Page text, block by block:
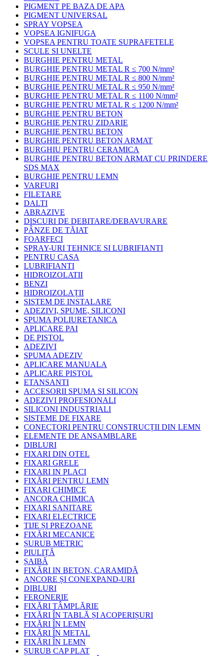
PIGMENT PE BAZA DE APA
PIGMENT UNIVERSAL
SPRAY VOPSEA
VOPSEA IGNIFUGA
VOPSEA PENTRU TOATE SUPRAFETELE
SCULE SI UNELTE
BURGHIE PENTRU METAL
BURGHIE PENTRU METAL R ≤ 700 N/mm²
BURGHIE PENTRU METAL R ≤ 800 N/mm²
BURGHIE PENTRU METAL R ≤ 950 N/mm²
BURGHIE PENTRU METAL R ≤ 1100 N/mm²
BURGHIE PENTRU METAL R ≤ 1200 N/mm²
BURGHIE PENTRU BETON
BURGHIE PENTRU ZIDARIE
BURGHIE PENTRU BETON
BURGHIE PENTRU BETON ARMAT
BURGHIU PENTRU CERAMICA
BURGHIE PENTRU BETON ARMAT CU PRINDERE
SDS MAX
BURGHIE PENTRU LEMN
VARFURI
FILETARE
DALTI
ABRAZIVE
DISCURI DE DEBITARE/DEBAVURARE
PÂNZE DE TĂIAT
FOARFECI
SPRAY-URI TEHNICE SI LUBRIFIANTI
PENTRU CASA
LUBRIFIANTI
HIDROIZOLATII
BENZI
HIDROIZOLAȚII
SISTEM DE INSTALARE
ADEZIVI, SPUME, SILICONI
SPUMA POLIURETANICA
APLICARE PAI
DE PISTOL
ADEZIVI
SPUMA ADEZIV
APLICARE MANUALA
APLICARE PISTOL
ETANSANTI
ACCESORII SPUMA SI SILICON
ADEZIVI PROFESIONALI
SILICONI INDUSTRIALI
SISTEME DE FIXARE
CONECTORI PENTRU CONSTRUCȚII DIN LEMN
ELEMENTE DE ANSAMBLARE
DIBLURI
FIXARI DIN OTEL
FIXARI GRELE
FIXARI IN PLACI
FIXĂRI PENTRU LEMN
FIXARI CHIMICE
ANCORA CHIMICA
FIXARI SANITARE
FIXARI ELECTRICE
TIJE ȘI PREZOANE
FIXĂRI MECANICE
ȘURUB METRIC
PIULIȚĂ
ȘAIBĂ
FIXĂRI IN BETON, CARAMIDĂ
ANCORE ȘI CONEXPAND-URI
DIBLURI
FERONERIE
FIXĂRI TÂMPLĂRIE
FIXĂRI ÎN TABLĂ ȘI ACOPERIȘURI
FIXĂRI ÎN LEMN
FIXĂRI ÎN METAL
FIXĂRI ÎN LEMN
ȘURUB CAP PLAT